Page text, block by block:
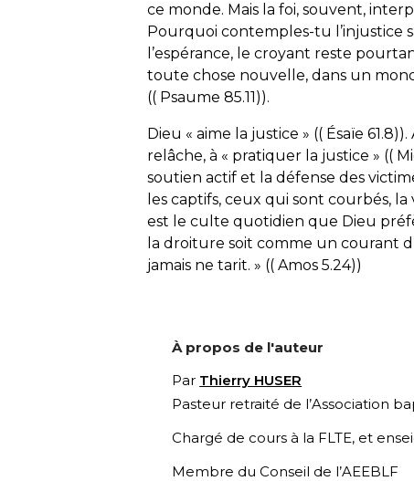
ce monde. Mais la foi, souvent,
Pourquoi contemples-tu l’injustice
l’espérance, le croyant reste
toute chose nouvelle, dans un
(( Psaume 85.11)).
Dieu « aime la justice » (( Ésaïe
relâche, à « pratiquer la justice » ((
soutien actif et la défense des
les captifs, ceux qui sont courbés, la
est le culte quotidien que Dieu
la droiture soit comme un courant
jamais ne tarit. » (( Amos 5.24))
À propos de l'auteur
Par Thierry HUSER
Pasteur retraité de l’Association
Chargé de cours à la FLTE, et
Membre du Conseil de l’AEEBLF